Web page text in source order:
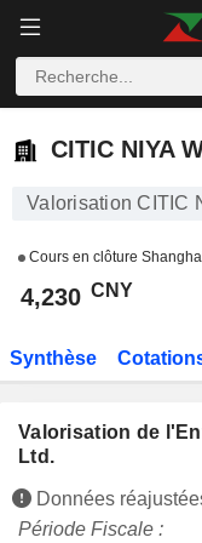
CITIC NIYA WINE
CITIC NIYA
Valorisation CITIC
Cours en clôture
4,230 CNY
Synthèse
Valorisation de
Ltd.
Données
Période Fiscale :